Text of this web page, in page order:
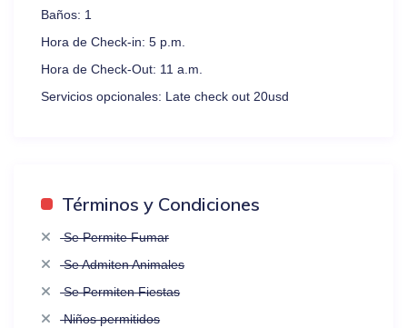
Baños: 1
Hora de Check-in: 5 p.m.
Hora de Check-Out: 11 a.m.
Servicios opcionales: Late check out 20usd
Términos y Condiciones
Se Permite Fumar
Se Admiten Animales
Se Permiten Fiestas
Niños permitidos